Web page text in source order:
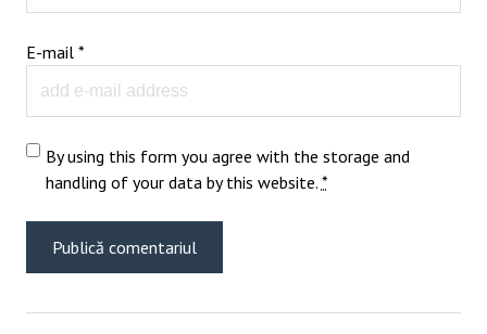
E-mail *
By using this form you agree with the storage and
handling of your data by this website. *